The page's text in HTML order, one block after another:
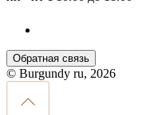
Обратная связь
© Burgundy ru, 2026